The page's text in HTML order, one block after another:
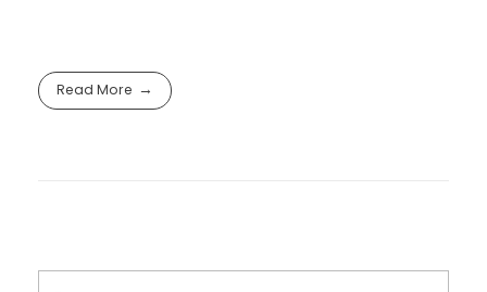
Read More